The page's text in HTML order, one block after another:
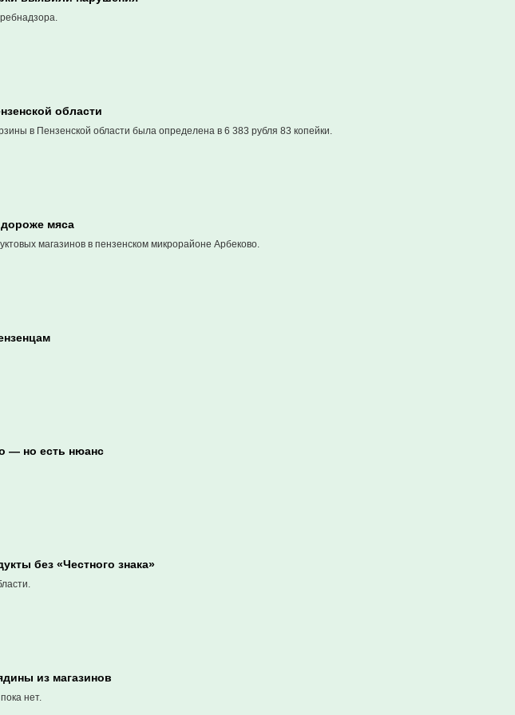
области
в Пензенской области была определена в 6 383 рубля 83 копейки.
мяса
магазинов в пензенском микрорайоне Арбеково.
— но есть нюанс
без «Честного знака»
из магазинов
нет.